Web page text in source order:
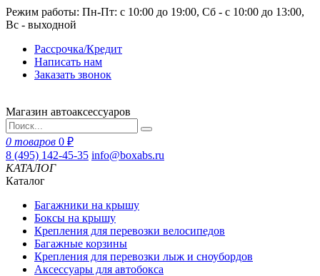
Режим работы: Пн-Пт: с 10:00 до 19:00, Сб - с 10:00 до 13:00,
Вс - выходной
Рассрочка/Кредит
Написать нам
Заказать звонок
Магазин автоаксессуаров
0 товаров 0 ₽
8 (495) 142-45-35 info@boxabs.ru
КАТАЛОГ
Каталог
Багажники на крышу
Боксы на крышу
Крепления для перевозки велосипедов
Багажные корзины
Крепления для перевозки лыж и сноубордов
Аксессуары для автобокса